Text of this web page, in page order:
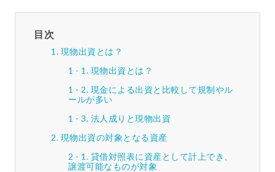
目次
現物出資とは？
現物出資とは？
現金による出資と比較して規制やル
ールが多い
法人成りと現物出資
現物出資の対象となる資産
貸借対照表に資産として計上でき、
譲渡可能なものが対象